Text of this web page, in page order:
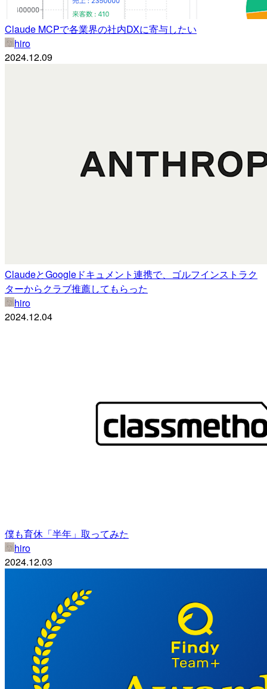
Claude MCPで各業界の社内DXに寄与したい
hiro
2024.12.09
ClaudeとGoogleドキュメント連携で、ゴルフインストラク
ターからクラブ推薦してもらった
hiro
2024.12.04
僕も育休「半年」取ってみた
hiro
2024.12.03